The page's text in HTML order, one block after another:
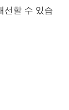
선할 수 있습